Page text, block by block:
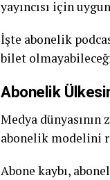
yayıncısı için
İşte abonelik
bilet
Abonelik
Medya
abonelik modelini
Abone kaybı,